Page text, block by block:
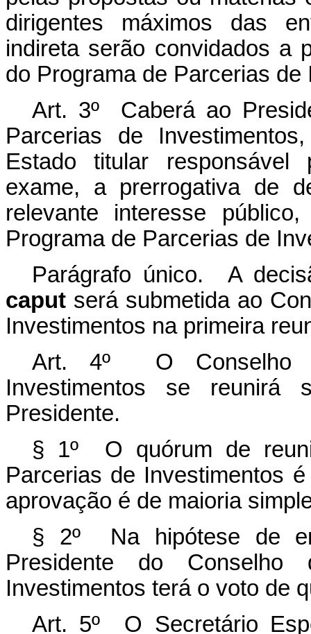
dirigentes máximos das
indireta serão convidados a
do Programa de Parcerias
Art. 3º Caberá ao
Parcerias de
Estado titular
exame, a prerrogativa de
relevante interesse
Programa de Parcerias de
Parágrafo único. A
caput será submetida ao
Investimentos na primeira
Art. 4º O Conselho
Investimentos se reunirá
Presidente.
§ 1º O quórum de
Parcerias de Investimentos
aprovação é de maioria
§ 2º Na hipótese de
Presidente do
Investimentos terá o voto de
Art. 5º O Secretário